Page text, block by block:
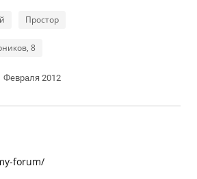
Простор
8
Февраля 2012
forum/